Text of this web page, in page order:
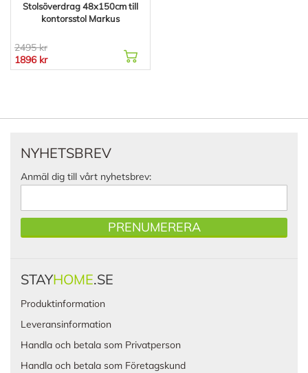
Stolsöverdrag 48x150cm till
kontorsstol Markus
2495 kr
1896 kr
NYHETSBREV
Anmäl dig till vårt nyhetsbrev:
PRENUMERERA
STAYHOME.SE
Produktinformation
Leveransinformation
Handla och betala som Privatperson
Handla och betala som Företagskund